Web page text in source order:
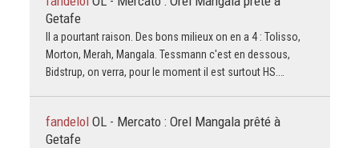
Getafe
Il a pourtant raison. Des bons milieux on en a 4 : Tolisso,
Morton, Merah, Mangala. Tessmann c'est en dessous,
Bidstrup, on verra, pour le moment il est surtout HS.…
fandelol OL - Mercato : Orel Mangala prêté à
Getafe